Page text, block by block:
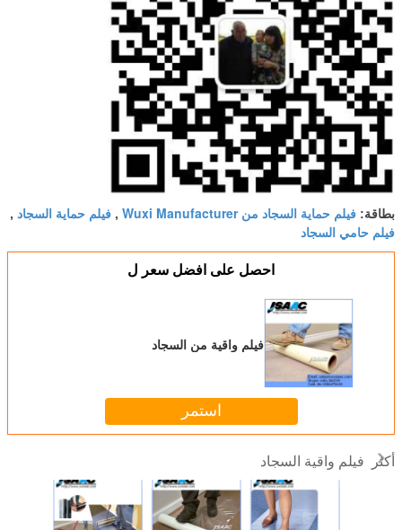
بطاقة: فيلم حماية السجاد من Wuxi Manufacturer , فيلم حماية السجاد ,
فيلم حامي السجاد
احصل على افضل سعر ل
فيلم واقية من السجاد
استمر
أكثر فيلم واقية السجاد